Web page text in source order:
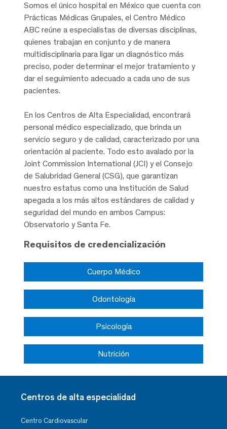
Somos el único hospital en México que cuenta con
Prácticas Médicas Grupales, el Centro Médico
ABC reúne a especialistas de diversas disciplinas,
quienes trabajan en conjunto y de manera
multidisciplinaria para ligar un diagnóstico más
preciso, poder determinar el mejor tratamiento y
dar el seguimiento adecuado a cada uno de sus
pacientes.
En los Centros de Alta Especialidad, encontrará
personal médico especializado, que brinda un
servicio seguro y de calidad, caracterizado por una
orientación al paciente. Todo esto avalado por la
Joint Commission International (JCI) y el Consejo
de Salubridad General (CSG), que garantizan
nuestro estatus como una Institución de Salud
apegada a los más altos estándares de calidad y
seguridad del mundo en ambos Campus:
Observatorio y Santa Fe.
Requisitos de credencialización
Cuerpo Médico
Odontología
Psicología
Nutrición
Centros de alta especialidad
Centro Cardiovascular